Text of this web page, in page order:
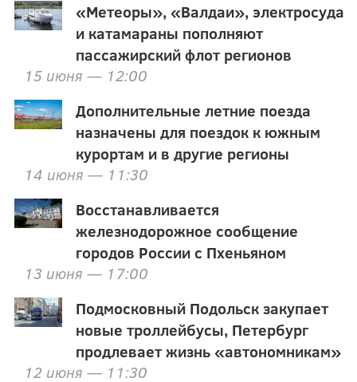
«Метеоры», «Валдаи», электросуда
и катамараны пополняют
пассажирский флот регионов
15 июня — 12:00
Дополнительные летние поезда
назначены для поездок к южным
курортам и в другие регионы
14 июня — 11:30
Восстанавливается
железнодорожное сообщение
городов России с Пхеньяном
13 июня — 17:00
Подмосковный Подольск закупает
новые троллейбусы, Петербург
продлевает жизнь «автономникам»
12 июня — 11:30